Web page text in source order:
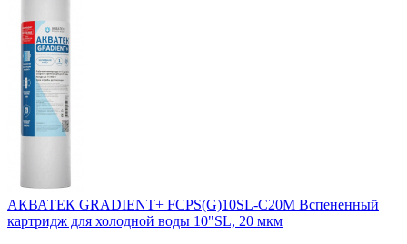
АКВАТЕК GRADIENT+ FCPS(G)10SL-C20M Вспененный
картридж для холодной воды 10"SL, 20 мкм